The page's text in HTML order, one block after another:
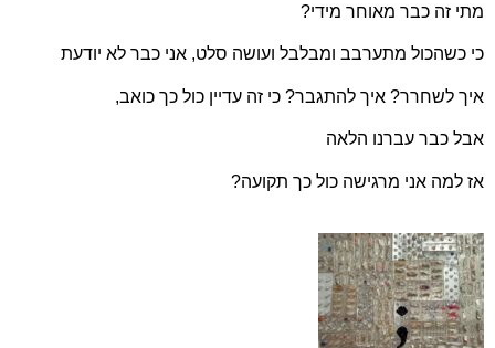
מתי זה כבר מאוחר מידי?
כי כשהכול מתערבב ומבלבל ועושה סלט, אני כבר לא יודעת
איך לשחרר? איך להתגבר? כי זה עדיין כול כך כואב,
אבל כבר עברנו הלאה
אז למה אני מרגישה כול כך תקועה?